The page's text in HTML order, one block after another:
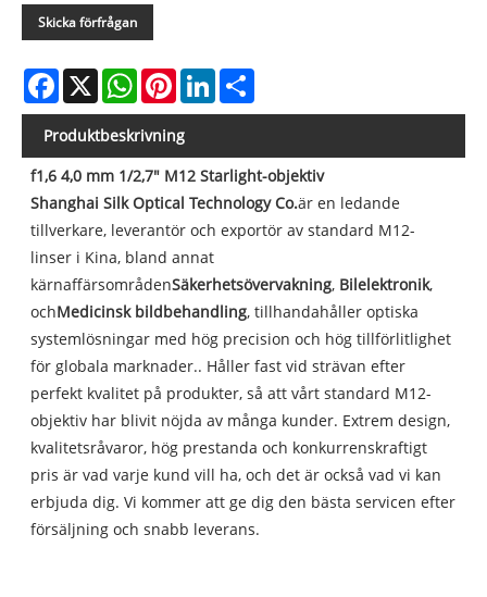
Skicka förfrågan
Facebook
X WhatsAppPinterestLinkedIn
Produktbeskrivning
f1,6 4,0 mm 1/2,7" M12 Starlight-objektiv
Shanghai Silk Optical Technology Co.är en ledande
tillverkare, leverantör och exportör av standard M12-
linser i Kina, bland annat
kärnaffärsområdenSäkerhetsövervakning, Bilelektronik,
ochMedicinsk bildbehandling, tillhandahåller optiska
systemlösningar med hög precision och hög tillförlitlighet
för globala marknader.. Håller fast vid strävan efter
perfekt kvalitet på produkter, så att vårt standard M12-
objektiv har blivit nöjda av många kunder. Extrem design,
kvalitetsråvaror, hög prestanda och konkurrenskraftigt
pris är vad varje kund vill ha, och det är också vad vi kan
erbjuda dig. Vi kommer att ge dig den bästa servicen efter
försäljning och snabb leverans.